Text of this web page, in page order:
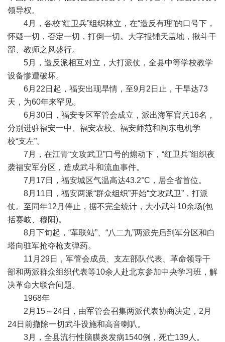
领导权。
4月，各校“红卫兵”组织林立，在“造反有理”的口号下，
怀疑一切，否定一切，打倒一切。大字报铺天盖地，揪斗干
部、教师之风盛行。
5月，造反派相互对立，大打派仗，全县中等学校教学
设备惨遭破坏。
6月22日起，福安出现旱情，至9月2日止，干旱达73
天，为60年来罕见。
6月30日，福安专区军管会成立，派出海军官兵16名，
分别进驻福安一中、福安农校、福安师范和闽东电机学
校“支左”。
7月，在江青“文攻武卫”口号的煽动下，“红卫兵”组织夜
袭福安军分区，造成武斗和流血事件。
7月17日，福安城区气温高达43.2°C，居全省首位。
8月11日，福安两派“群众组织”开始“文攻武卫”，打派
仗。至同年12月停止，据不完全统计，大小武斗10余场(包
括赛岐、穆阳)。
8月下旬起，“革联站”、“八二九”两派先后到军分区和白
塔向驻军抢夺枪支弹药。
11月29日，军管会成员、支左部队代表、革命领导干
部和两派群众组织代表等10余人赴北京参加中央学习班，解
决革命大联合问题。
1968年
2月15～24日，由军管会召集两派代表协商决定，2月
24日前撤除一切武斗设施和高音喇叭。
3月，全县流行性脑膜炎发病1540例，死亡139人。